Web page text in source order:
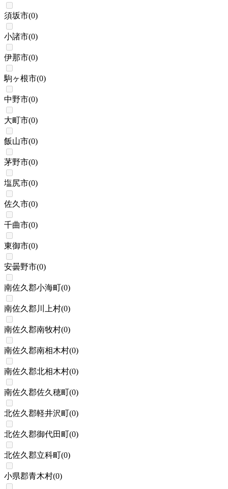
須坂市(0)
小諸市(0)
伊那市(0)
駒ヶ根市(0)
中野市(0)
大町市(0)
飯山市(0)
茅野市(0)
塩尻市(0)
佐久市(0)
千曲市(0)
東御市(0)
安曇野市(0)
南佐久郡小海町(0)
南佐久郡川上村(0)
南佐久郡南牧村(0)
南佐久郡南相木村(0)
南佐久郡北相木村(0)
南佐久郡佐久穂町(0)
北佐久郡軽井沢町(0)
北佐久郡御代田町(0)
北佐久郡立科町(0)
小県郡青木村(0)